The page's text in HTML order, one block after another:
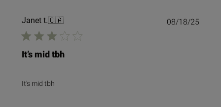
Janet t.🇨🇦
It’s mid tbh
It’s mid tbh
08/18/25